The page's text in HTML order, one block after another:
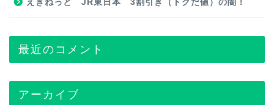
えきねっと JR東日本 3割引き（トクだ値）の闇！
最近のコメント
アーカイブ